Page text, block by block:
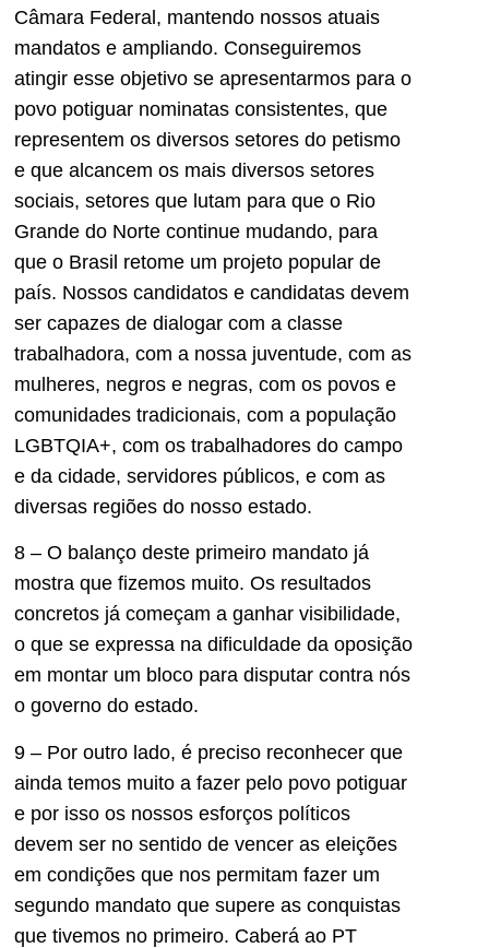
Câmara Federal, mantendo nossos atuais
mandatos e ampliando. Conseguiremos
atingir esse objetivo se apresentarmos para o
povo potiguar nominatas consistentes, que
representem os diversos setores do petismo
e que alcancem os mais diversos setores
sociais, setores que lutam para que o Rio
Grande do Norte continue mudando, para
que o Brasil retome um projeto popular de
país. Nossos candidatos e candidatas devem
ser capazes de dialogar com a classe
trabalhadora, com a nossa juventude, com as
mulheres, negros e negras, com os povos e
comunidades tradicionais, com a população
LGBTQIA+, com os trabalhadores do campo
e da cidade, servidores públicos, e com as
diversas regiões do nosso estado.
8 – O balanço deste primeiro mandato já
mostra que fizemos muito. Os resultados
concretos já começam a ganhar visibilidade,
o que se expressa na dificuldade da oposição
em montar um bloco para disputar contra nós
o governo do estado.
9 – Por outro lado, é preciso reconhecer que
ainda temos muito a fazer pelo povo potiguar
e por isso os nossos esforços políticos
devem ser no sentido de vencer as eleições
em condições que nos permitam fazer um
segundo mandato que supere as conquistas
que tivemos no primeiro. Caberá ao PT